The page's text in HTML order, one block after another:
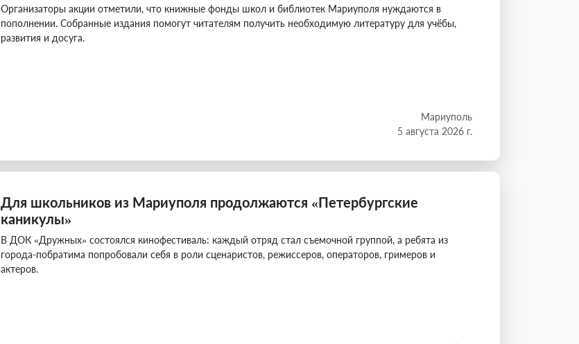
Организаторы акции отметили, что книжные фонды школ и библиотек Мариуполя нуждаются в
пополнении. Собранные издания помогут читателям получить необходимую литературу для учёбы,
развития и досуга.
Мариуполь
5 августа 2026 г.
Для школьников из Мариуполя продолжаются «Петербургские
каникулы»
В ДОК «Дружных» состоялся кинофестиваль: каждый отряд стал съемочной группой, а ребята из
города-побратима попробовали себя в роли сценаристов, режиссеров, операторов, гримеров и
актеров.